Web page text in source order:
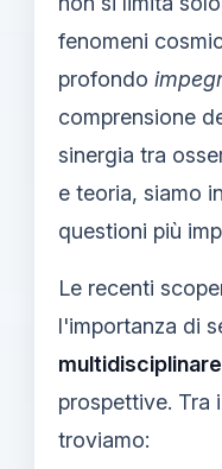
fenomeni
profondo
comprensione
sinergia tra
e teoria, siamo
questioni più
Le recenti
l'importanza di
multidisciplinare
prospettive. Tra
troviamo: